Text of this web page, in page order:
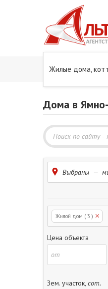
Жилые дома,
Главная
Дома в
Выбраны —
Жилой дом ( 3 )
Цена объекта
Зем. участок, сот.